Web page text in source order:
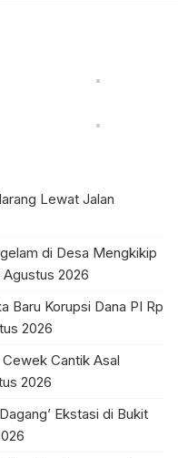
Lewat Jalan
di Desa Mengkikip
Agustus 2026
Baru Korupsi Dana PI Rp
2026
Cewek Cantik Asal
2026
Ekstasi di Bukit